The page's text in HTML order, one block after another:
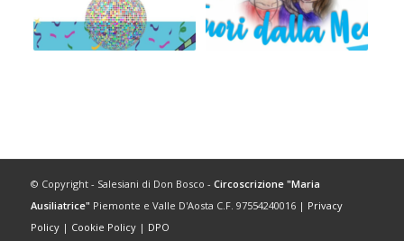
© Copyright - Salesiani di Don Bosco - Circoscrizione "Maria
Ausiliatrice" Piemonte e Valle D'Aosta C.F. 97554240016 | Privacy
Policy| Cookie Policy| DPO